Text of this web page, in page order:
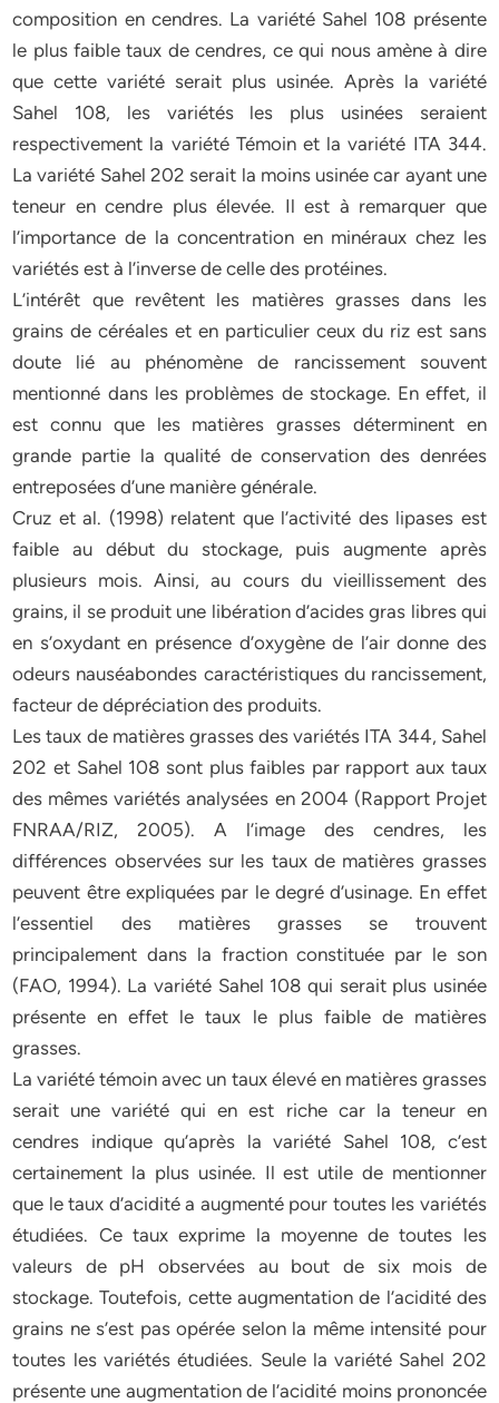
composition en cendres. La variété Sahel 108 présente
le plus faible taux de cendres, ce qui nous amène à dire
que cette variété serait plus usinée. Après la variété
Sahel 108, les variétés les plus usinées seraient
respectivement la variété Témoin et la variété ITA 344.
La variété Sahel 202 serait la moins usinée car ayant une
teneur en cendre plus élevée. Il est à remarquer que
l’importance de la concentration en minéraux chez les
variétés est à l’inverse de celle des protéines.
L’intérêt que revêtent les matières grasses dans les
grains de céréales et en particulier ceux du riz est sans
doute lié au phénomène de rancissement souvent
mentionné dans les problèmes de stockage. En effet, il
est connu que les matières grasses déterminent en
grande partie la qualité de conservation des denrées
entreposées d’une manière générale.
Cruz et al. (1998) relatent que l’activité des lipases est
faible au début du stockage, puis augmente après
plusieurs mois. Ainsi, au cours du vieillissement des
grains, il se produit une libération d’acides gras libres qui
en s’oxydant en présence d’oxygène de l’air donne des
odeurs nauséabondes caractéristiques du rancissement,
facteur de dépréciation des produits.
Les taux de matières grasses des variétés ITA 344, Sahel
202 et Sahel 108 sont plus faibles par rapport aux taux
des mêmes variétés analysées en 2004 (Rapport Projet
FNRAA/RIZ, 2005). A l’image des cendres, les
différences observées sur les taux de matières grasses
peuvent être expliquées par le degré d’usinage. En effet
l’essentiel des matières grasses se trouvent
principalement dans la fraction constituée par le son
(FAO, 1994). La variété Sahel 108 qui serait plus usinée
présente en effet le taux le plus faible de matières
grasses.
La variété témoin avec un taux élevé en matières grasses
serait une variété qui en est riche car la teneur en
cendres indique qu’après la variété Sahel 108, c’est
certainement la plus usinée. Il est utile de mentionner
que le taux d’acidité a augmenté pour toutes les variétés
étudiées. Ce taux exprime la moyenne de toutes les
valeurs de pH observées au bout de six mois de
stockage. Toutefois, cette augmentation de l’acidité des
grains ne s’est pas opérée selon la même intensité pour
toutes les variétés étudiées. Seule la variété Sahel 202
présente une augmentation de l’acidité moins prononcée